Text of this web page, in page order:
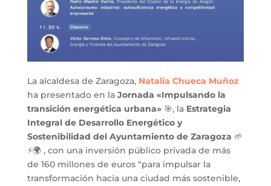
La alcaldesa de Zaragoza, Natalia Chueca Muñoz
ha presentado en la Jornada «Impulsando la
transición energética urbana»🎯, la Estrategia
Integral de Desarrollo Energético y
Sostenibilidad del Ayuntamiento de Zaragoza 🌱
⚡🌍 , con una inversión público privada de más
de 160 millones de euros “para impulsar la
transformación hacia una ciudad más sostenible,